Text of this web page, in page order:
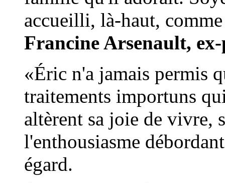
accueilli, là-haut,
Francine Arsenault,
«Éric n'a jamais permis
traitements importuns
altèrent sa joie de vivre,
l'enthousiasme
égard.